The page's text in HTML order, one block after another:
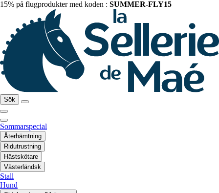
15% på flugprodukter med koden : SUMMER-FLY15
Sök
Sommarspecial
Återhämtning
Ridutrustning
Hästskötare
Västerländsk
Stall
Hund